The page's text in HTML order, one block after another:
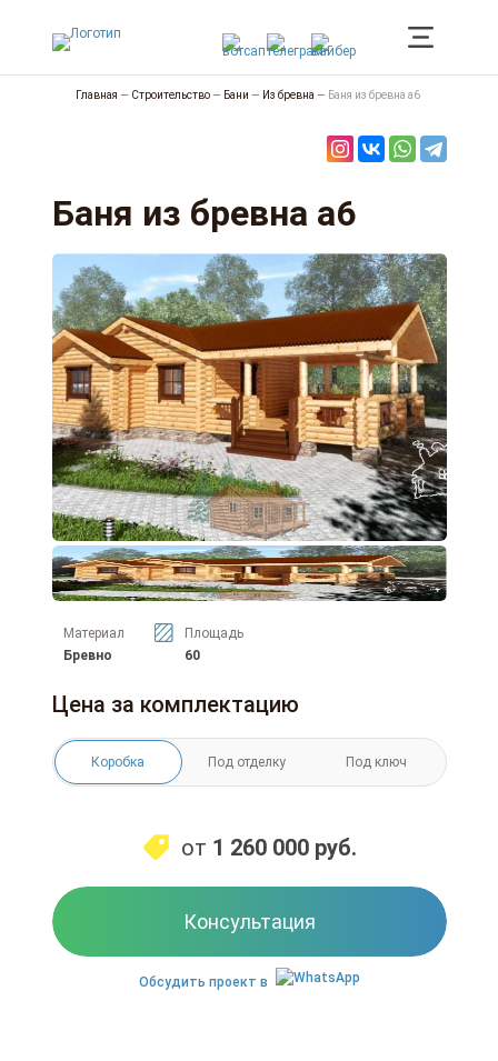
Главная — Строительство— Бани — Из бревна — Баня из бревна а6
Баня из бревна а6
Материал
Бревно
Площадь
60
Цена за комплектацию
Коробка Под отделку Под ключ
от 1 260 000 руб.
Консультация
Обсудить проект в